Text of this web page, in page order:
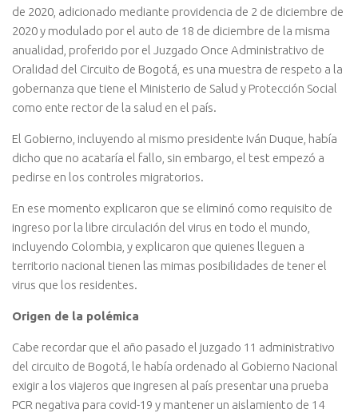
de 2020, adicionado mediante providencia de 2 de diciembre de
2020 y modulado por el auto de 18 de diciembre de la misma
anualidad, proferido por el Juzgado Once Administrativo de
Oralidad del Circuito de Bogotá, es una muestra de respeto a la
gobernanza que tiene el Ministerio de Salud y Protección Social
como ente rector de la salud en el país.
El Gobierno, incluyendo al mismo presidente Iván Duque, había
dicho que no acataría el fallo, sin embargo, el test empezó a
pedirse en los controles migratorios.
En ese momento explicaron que se eliminó como requisito de
ingreso por la libre circulación del virus en todo el mundo,
incluyendo Colombia, y explicaron que quienes lleguen a
territorio nacional tienen las mimas posibilidades de tener el
virus que los residentes.
Origen de la polémica
Cabe recordar que el año pasado el juzgado 11 administrativo
del circuito de Bogotá, le había ordenado al Gobierno Nacional
exigir a los viajeros que ingresen al país presentar una prueba
PCR negativa para covid-19 y mantener un aislamiento de 14